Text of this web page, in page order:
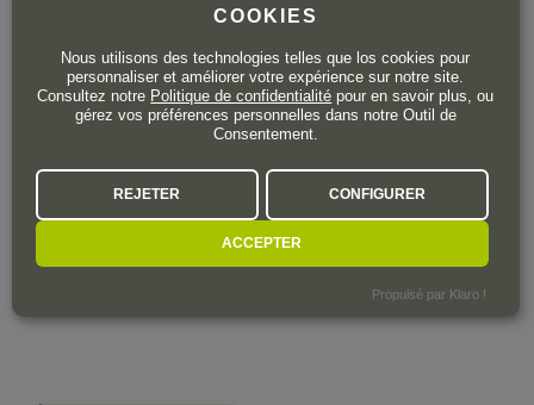
immense charm and grace. Wafting from the glass with
arresting aromas of cassis, blackberries and cherries mingled
with violets, cigar box and warm spices, it's medium to full-
bodied, deep and seamless, its velvety attack segueing into a
layered, concentrated mid-palate framed by exquisitely
perfumed finish. This rivals the 2010 and 2016 as the greatest
Lafite of the decade, and of those three vintages, it's clearly the
most sensual and demonstrative out of the gates. The blend
contains fully 94% Cabernet Sauvignon and attained a modest
COOKIES
Nous utilisons des technologies telles que los cookies pour
personnaliser et améliorer votre expérience sur notre site.
Consultez notre Politique de confidentialité pour en savoir plus, ou
gérez vos préférences personnelles dans notre Outil de
Consentement.
REJETER CONFIGURER
ACCEPTER
Propulsé par Klaro !